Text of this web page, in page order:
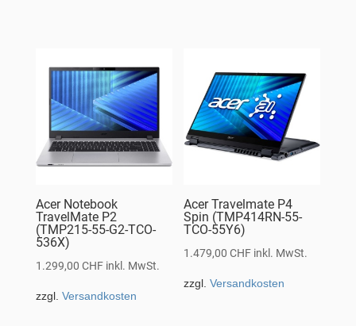
Acer Notebook
TravelMate P2
(TMP215-55-G2-TCO-
536X)
1.299,00 CHF inkl. MwSt.
zzgl. Versandkosten
Acer Travelmate P4
Spin (TMP414RN-55-
TCO-55Y6)
1.479,00CHF inkl. MwSt.
zzgl.Versandkosten